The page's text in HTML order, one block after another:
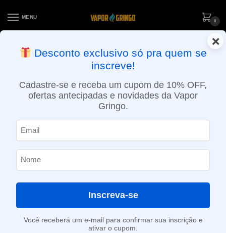
MENU
0
ENTREGA NO MESMO DIA EM SÃO PAULO (SEG A SEX): PEDIDOS
APROVADOS ATÉ 15:30 VIA MOTOBOY
×
Desconto exclusivo só pra quem se
inscreve!
Cadastre-se e receba um cupom de 10% OFF,
ofertas antecipadas e novidades da Vapor
Gringo.
Inscreva-se
Você receberá um e-mail para confirmar sua inscrição e
ativar o cupom.